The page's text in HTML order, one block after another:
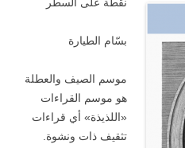
بسّام الطيارة
موسم الصيف والعطلة
هو موسم القراءات
«اللذيذة» أي قراءات
تثقيف ذات ونشوة.